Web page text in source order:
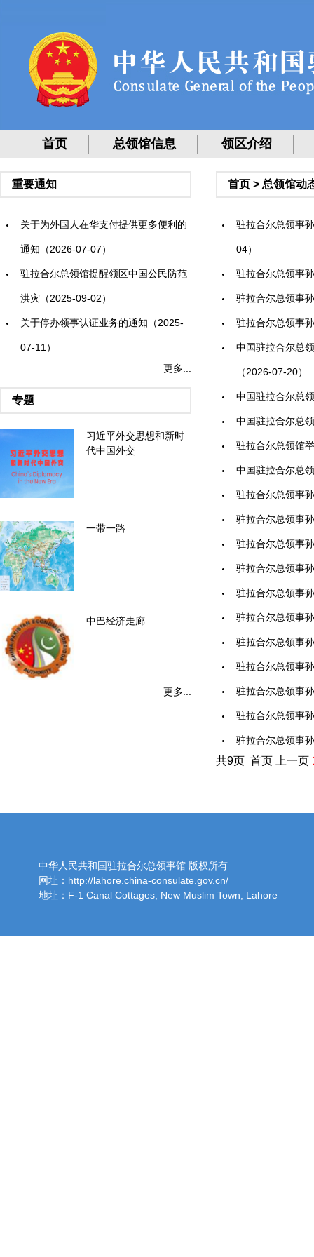
首页 总领馆信息 领区介绍
重要通知
关于为外国人在华支付提供更多便利的
通知（2026-07-07）
驻拉合尔总领馆提醒领区中国公民防范
洪灾（2025-09-02）
关于停办领事认证业务的通知（2025-
07-11）
更多...
专题
习近平外交思想和新时
代中国外交
一带一路
中巴经济走廊
更多...
首页 > 总领馆动
驻拉合尔总领事
04）
驻拉合尔总领事
驻拉合尔总领事
驻拉合尔总领事
中国驻拉合尔总
（2026-07-20）
中国驻拉合尔总
中国驻拉合尔总
驻拉合尔总领馆
中国驻拉合尔总
驻拉合尔总领事
驻拉合尔总领事
驻拉合尔总领事
驻拉合尔总领事
驻拉合尔总领事
驻拉合尔总领事
驻拉合尔总领事
驻拉合尔总领事
驻拉合尔总领事
驻拉合尔总领事
驻拉合尔总领事
共9页 首页 上一页
中华人民共和国驻拉合尔总领事馆 版权所有
网址：http://lahore.china-consulate.gov.cn/
地址：F-1 Canal Cottages, New Muslim Town, Lahore